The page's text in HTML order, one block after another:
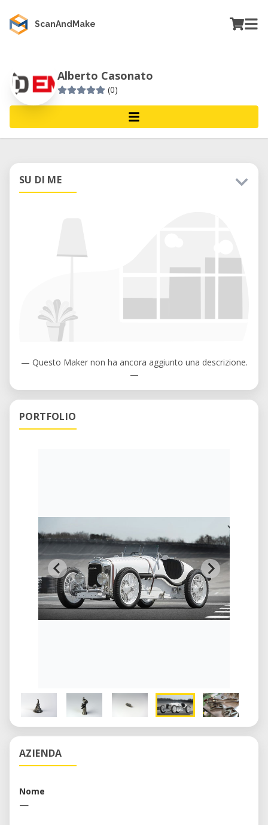
ScanAndMake
Alberto Casonato
(0)
SU DI ME
— Questo Maker non ha ancora aggiunto una descrizione.
—
PORTFOLIO
AZIENDA
Nome
—